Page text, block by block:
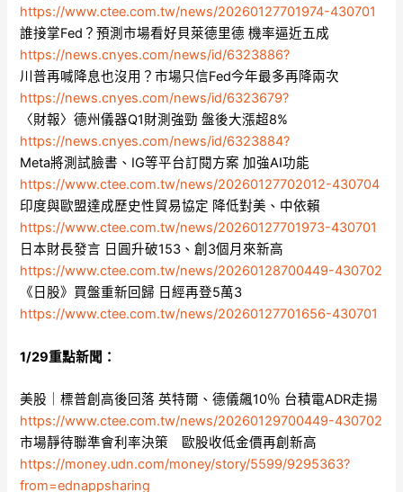
https://www.ctee.com.tw/news/20260127701974-430701
誰接掌Fed？預測市場看好貝萊德里德 機率逼近五成
https://news.cnyes.com/news/id/6323886?
川普再喊降息也沒用？市場只信Fed今年最多再降兩次
https://news.cnyes.com/news/id/6323679?
〈財報〉德州儀器Q1財測強勁 盤後大漲超8%
https://news.cnyes.com/news/id/6323884?
Meta將測試臉書、IG等平台訂閱方案 加強AI功能
https://www.ctee.com.tw/news/20260127702012-430704
印度與歐盟達成歷史性貿易協定 降低對美、中依賴
https://www.ctee.com.tw/news/20260127701973-430701
日本財長發言 日圓升破153、創3個月來新高
https://www.ctee.com.tw/news/20260128700449-430702
《日股》買盤重新回歸 日經再登5萬3
https://www.ctee.com.tw/news/20260127701656-430701
1/29重點新聞：
美股｜標普創高後回落 英特爾、德儀飆10％ 台積電ADR走揚
https://www.ctee.com.tw/news/20260129700449-430702
市場靜待聯準會利率決策 歐股收低金價再創新高
https://money.udn.com/money/story/5599/9295363?
from=ednappsharing